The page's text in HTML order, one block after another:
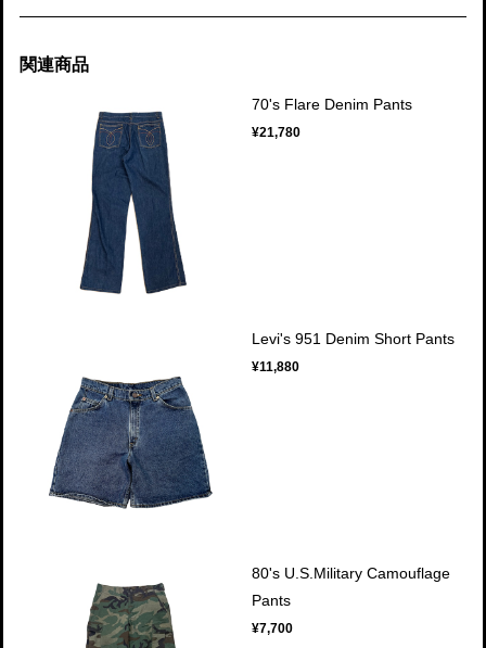
関連商品
70's Flare Denim Pants
¥21,780
Levi's 951 Denim Short Pants
¥11,880
80's U.S.Military Camouflage
Pants
¥7,700